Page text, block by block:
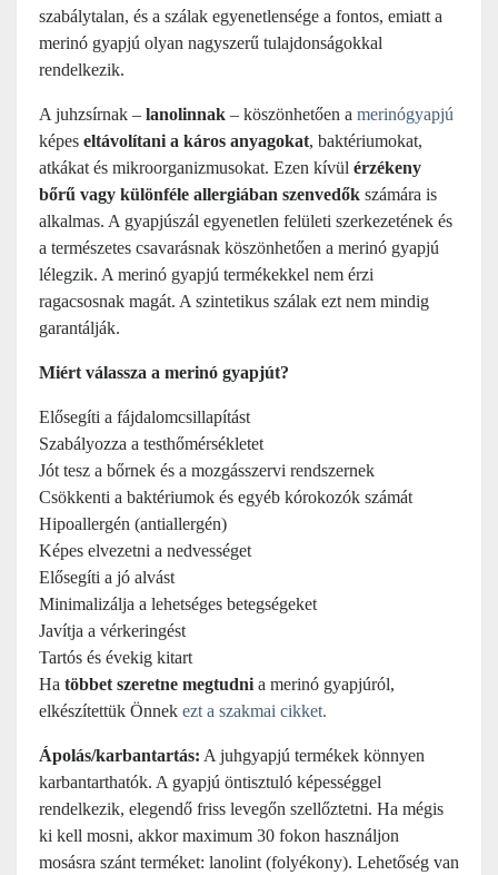
szabálytalan, és a szálak egyenetlensége a fontos, emiatt a
merinó gyapjú olyan nagyszerű tulajdonságokkal
rendelkezik.
A juhzsírnak – lanolinnak – köszönhetően a merinógyapjú
képes eltávolítani a káros anyagokat, baktériumokat,
atkákat és mikroorganizmusokat. Ezen kívül érzékeny
bőrű vagy különféle allergiában szenvedők számára is
alkalmas. A gyapjúszál egyenetlen felületi szerkezetének és
a természetes csavarásnak köszönhetően a merinó gyapjú
lélegzik. A merinó gyapjú termékekkel nem érzi
ragacsosnak magát. A szintetikus szálak ezt nem mindig
garantálják.
Miért válassza a merinó gyapjút?
Elősegíti a fájdalomcsillapítást
Szabályozza a testhőmérsékletet
Jót tesz a bőrnek és a mozgásszervi rendszernek
Csökkenti a baktériumok és egyéb kórokozók számát
Hipoallergén (antiallergén)
Képes elvezetni a nedvességet
Elősegíti a jó alvást
Minimalizálja a lehetséges betegségeket
Javítja a vérkeringést
Tartós és évekig kitart
Ha többet szeretne megtudni a merinó gyapjúról,
elkészítettük Önnek ezt a szakmai cikket.
Ápolás/karbantartás: A juhgyapjú termékek könnyen
karbantarthatók. A gyapjú öntisztuló képességgel
rendelkezik, elegendő friss levegőn szellőztetni. Ha mégis
ki kell mosni, akkor maximum 30 fokon használjon
mosásra szánt terméket: lanolint (folyékony). Lehetőség van